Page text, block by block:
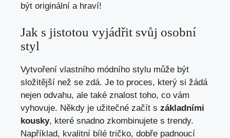
být originální a hraví!
Jak s jistotou vyjádřit svůj osobní
styl
Vytvoření vlastního módního stylu může být
složitější než se zdá. Je to proces, který si žádá
nejen odvahu, ale také znalost toho, co vám
vyhovuje. Někdy je užitečné začít s základními
kousky, které snadno zkombinujete s trendy.
Například, kvalitní bílé tričko, dobře padnoucí